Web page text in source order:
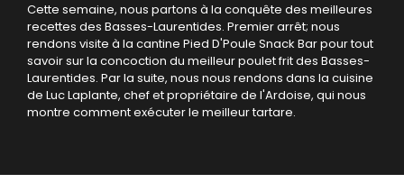
Cette semaine, nous partons à la conquête des meilleures
recettes des Basses-Laurentides. Premier arrêt; nous
rendons visite à la cantine Pied D'Poule Snack Bar pour tout
savoir sur la concoction du meilleur poulet frit des Basses-
Laurentides. Par la suite, nous nous rendons dans la cuisine
de Luc Laplante, chef et propriétaire de l'Ardoise, qui nous
montre comment exécuter le meilleur tartare.